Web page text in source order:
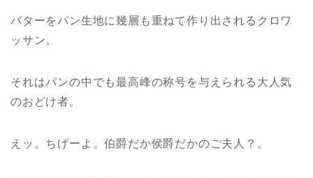
バターをパン生地に幾層も重ねて作り出されるクロワ
ッサン。
それはパンの中でも最高峰の称号を与えられる大人気
のおどけ者。
えッ。ちげーよ。伯爵だか侯爵だかのご夫人？。